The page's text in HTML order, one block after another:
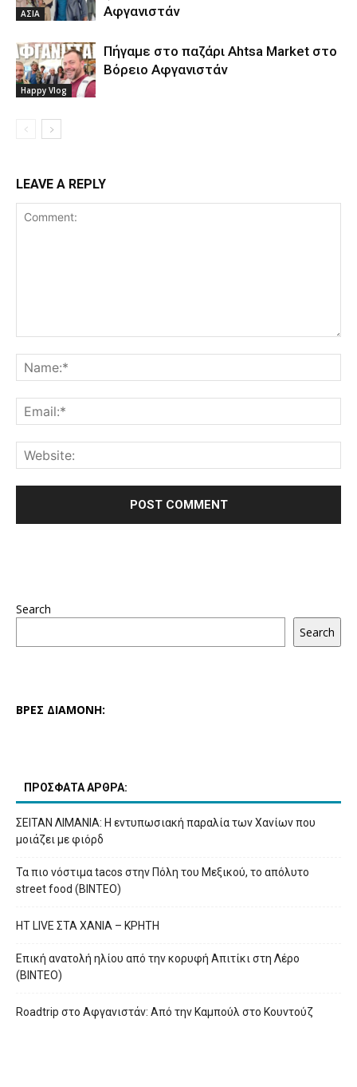
ΑΣΙΑ
Αφγανιστάν
Happy Vlog
Πήγαμε στο παζάρι Ahtsa Market στο
Βόρειο Αφγανιστάν
LEAVE A REPLY
Search
Search
ΒΡΕΣ ΔΙΑΜΟΝΗ:
ΠΡΟΣΦΑΤΑ ΑΡΘΡΑ:
ΣΕΙΤΑΝ ΛΙΜΑΝΙΑ: Η εντυπωσιακή παραλία των Χανίων που
μοιάζει με φιόρδ
Τα πιο νόστιμα tacos στην Πόλη του Μεξικού, το απόλυτο
street food (ΒΙΝΤΕΟ)
HT LIVE ΣΤΑ ΧΑΝΙΑ – ΚΡΗΤΗ
Επική ανατολή ηλίου από την κορυφή Απιτίκι στη Λέρο
(ΒΙΝΤΕΟ)
Roadtrip στο Αφγανιστάν: Από την Καμπούλ στο Κουντούζ